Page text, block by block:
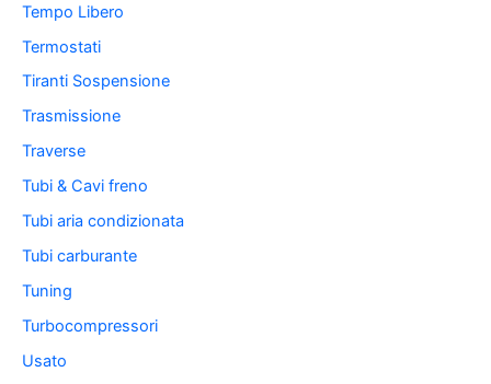
Tempo Libero
Termostati
Tiranti Sospensione
Trasmissione
Traverse
Tubi & Cavi freno
Tubi aria condizionata
Tubi carburante
Tuning
Turbocompressori
Usato